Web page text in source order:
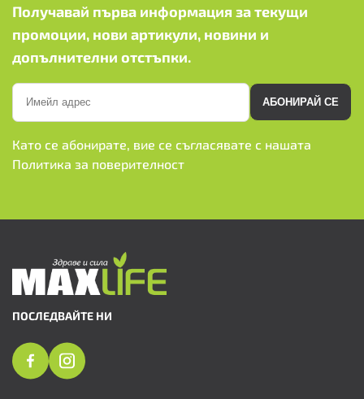
Получавай първа информация за текущи
промоции, нови артикули, новини и
допълнителни отстъпки.
АБОНИРАЙ СЕ
Като се абонирате, вие се съгласявате с нашата
Политика за поверителност
ПОСЛЕДВАЙТЕ НИ